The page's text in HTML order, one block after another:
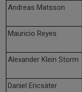
Andreas Matsson
Mauricio Reyes
Alexander Klein Storm
Daniel Ericsäter